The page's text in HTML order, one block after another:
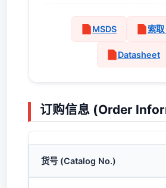
MSDS 索
Datasheet
订购信息 (Order
货号 (Catalog No.)